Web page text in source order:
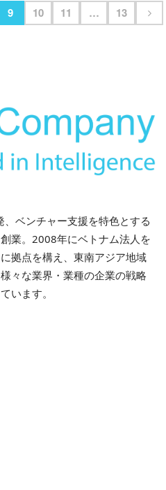
9 10 11 … 13
ベンチャー支援を特色とする
業。2008年にベトナム法人を
拠点を構え、東南アジア地域
々な業界・業種の企業の戦略
います。